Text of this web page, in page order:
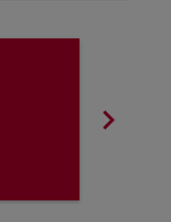
chevron_right